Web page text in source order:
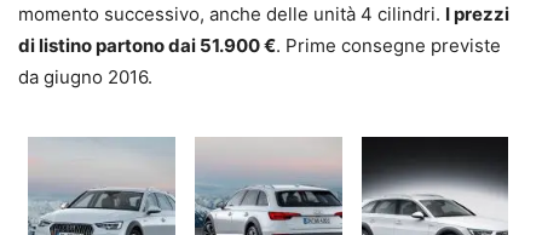
momento successivo, anche delle unità 4 cilindri. I prezzi
di listino partono dai 51.900 €. Prime consegne previste
da giugno 2016.